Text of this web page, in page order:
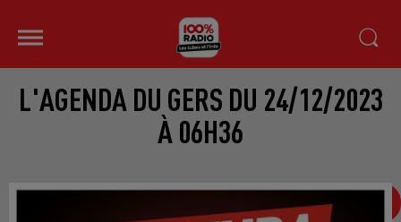
L'AGENDA DU GERS DU 24/12/2023
À 06H36